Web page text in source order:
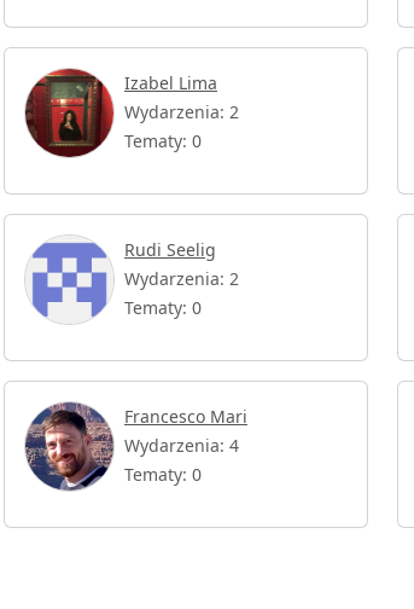
Izabel Lima
Wydarzenia: 2
Tematy: 0
Rudi Seelig
Wydarzenia: 2
Tematy: 0
Francesco Mari
Wydarzenia: 4
Tematy: 0